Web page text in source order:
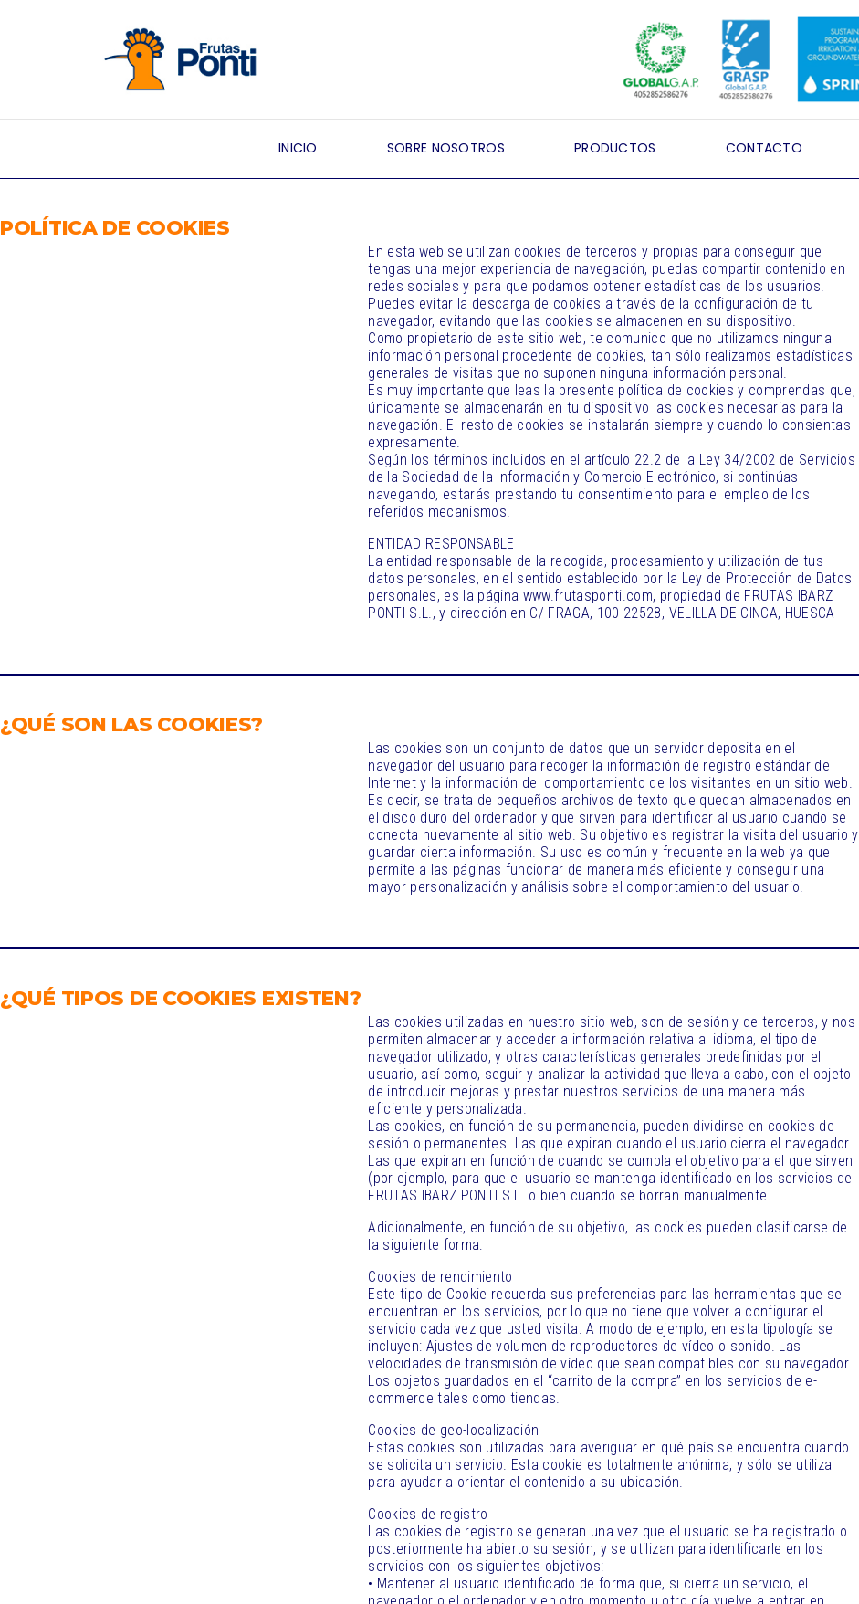
INICIO SOBRE NOSOTROS PRODUCTOS CONTACTO
POLÍTICA DE COOKIES
En esta web se utilizan cookies de terceros y propias para conseguir que
tengas una mejor experiencia de navegación, puedas compartir contenido en
redes sociales y para que podamos obtener estadísticas de los usuarios.
Puedes evitar la descarga de cookies a través de la configuración de tu
navegador, evitando que las cookies se almacenen en su dispositivo.
Como propietario de este sitio web, te comunico que no utilizamos ninguna
información personal procedente de cookies, tan sólo realizamos estadísticas
generales de visitas que no suponen ninguna información personal.
Es muy importante que leas la presente política de cookies y comprendas que,
únicamente se almacenarán en tu dispositivo las cookies necesarias para la
navegación. El resto de cookies se instalarán siempre y cuando lo consientas
expresamente.
Según los términos incluidos en el artículo 22.2 de la Ley 34/2002 de Servicios
de la Sociedad de la Información y Comercio Electrónico, si continúas
navegando, estarás prestando tu consentimiento para el empleo de los
referidos mecanismos.
ENTIDAD RESPONSABLE
La entidad responsable de la recogida, procesamiento y utilización de tus
datos personales, en el sentido establecido por la Ley de Protección de Datos
personales, es la página www.frutasponti.com, propiedad de FRUTAS IBARZ
PONTI S.L., y dirección en C/ FRAGA, 100 22528, VELILLA DE CINCA, HUESCA
¿QUÉ SON LAS COOKIES?
Las cookies son un conjunto de datos que un servidor deposita en el
navegador del usuario para recoger la información de registro estándar de
Internet y la información del comportamiento de los visitantes en un sitio web.
Es decir, se trata de pequeños archivos de texto que quedan almacenados en
el disco duro del ordenador y que sirven para identificar al usuario cuando se
conecta nuevamente al sitio web. Su objetivo es registrar la visita del usuario y
guardar cierta información. Su uso es común y frecuente en la web ya que
permite a las páginas funcionar de manera más eficiente y conseguir una
mayor personalización y análisis sobre el comportamiento del usuario.
¿QUÉ TIPOS DE COOKIES EXISTEN?
Las cookies utilizadas en nuestro sitio web, son de sesión y de terceros, y nos
permiten almacenar y acceder a información relativa al idioma, el tipo de
navegador utilizado, y otras características generales predefinidas por el
usuario, así como, seguir y analizar la actividad que lleva a cabo, con el objeto
de introducir mejoras y prestar nuestros servicios de una manera más
eficiente y personalizada.
Las cookies, en función de su permanencia, pueden dividirse en cookies de
sesión o permanentes. Las que expiran cuando el usuario cierra el navegador.
Las que expiran en función de cuando se cumpla el objetivo para el que sirven
(por ejemplo, para que el usuario se mantenga identificado en los servicios de
FRUTAS IBARZ PONTI S.L. o bien cuando se borran manualmente.
Adicionalmente, en función de su objetivo, las cookies pueden clasificarse de
la siguiente forma:
Cookies de rendimiento
Este tipo de Cookie recuerda sus preferencias para las herramientas que se
encuentran en los servicios, por lo que no tiene que volver a configurar el
servicio cada vez que usted visita. A modo de ejemplo, en esta tipología se
incluyen: Ajustes de volumen de reproductores de vídeo o sonido. Las
velocidades de transmisión de vídeo que sean compatibles con su navegador.
Los objetos guardados en el “carrito de la compra” en los servicios de e-
commerce tales como tiendas.
Cookies de geo-localización
Estas cookies son utilizadas para averiguar en qué país se encuentra cuando
se solicita un servicio. Esta cookie es totalmente anónima, y sólo se utiliza
para ayudar a orientar el contenido a su ubicación.
Cookies de registro
Las cookies de registro se generan una vez que el usuario se ha registrado o
posteriormente ha abierto su sesión, y se utilizan para identificarle en los
servicios con los siguientes objetivos:
• Mantener al usuario identificado de forma que, si cierra un servicio, el
navegador o el ordenador y en otro momento u otro día vuelve a entrar en